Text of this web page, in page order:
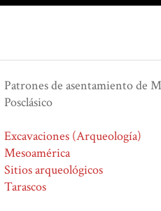
Patrones de asentamiento de
Posclásico
Excavaciones (Arqueología)
Mesoamérica
Sitios arqueológicos
Tarascos